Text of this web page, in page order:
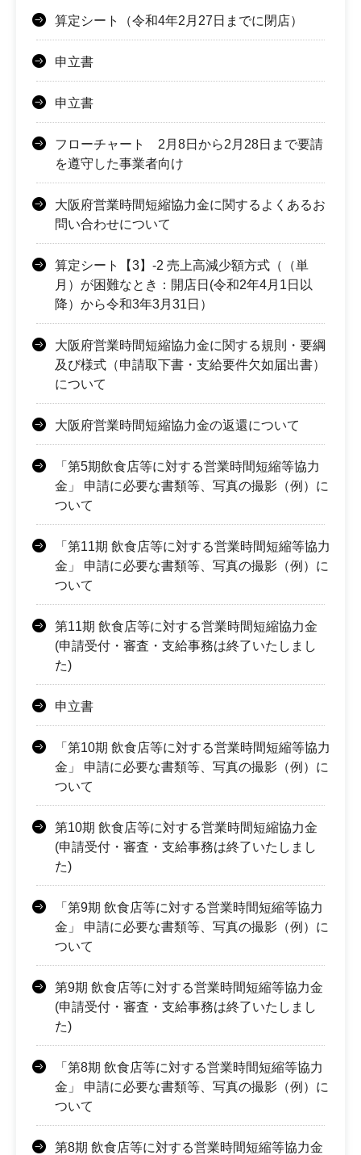
算定シート（令和4年2月27日までに閉店）
申立書
申立書
フローチャート 2月8日から2月28日まで要請
を遵守した事業者向け
大阪府営業時間短縮協力金に関するよくあるお
問い合わせについて
算定シート【3】-2 売上高減少額方式（（単
月）が困難なとき：開店日(令和2年4月1日以
降）から令和3年3月31日）
大阪府営業時間短縮協力金に関する規則・要綱
及び様式（申請取下書・支給要件欠如届出書）
について
大阪府営業時間短縮協力金の返還について
「第5期飲食店等に対する営業時間短縮等協力
金」 申請に必要な書類等、写真の撮影（例）に
ついて
「第11期 飲食店等に対する営業時間短縮等協力
金」 申請に必要な書類等、写真の撮影（例）に
ついて
第11期 飲食店等に対する営業時間短縮協力金
(申請受付・審査・支給事務は終了いたしまし
た)
申立書
「第10期 飲食店等に対する営業時間短縮等協力
金」 申請に必要な書類等、写真の撮影（例）に
ついて
第10期 飲食店等に対する営業時間短縮協力金
(申請受付・審査・支給事務は終了いたしまし
た)
「第9期 飲食店等に対する営業時間短縮等協力
金」 申請に必要な書類等、写真の撮影（例）に
ついて
第9期 飲食店等に対する営業時間短縮等協力金
(申請受付・審査・支給事務は終了いたしまし
た)
「第8期 飲食店等に対する営業時間短縮等協力
金」 申請に必要な書類等、写真の撮影（例）に
ついて
第8期 飲食店等に対する営業時間短縮等協力金